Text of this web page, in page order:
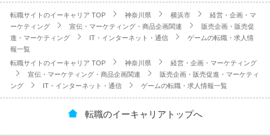
転職サイトのイーキャリア TOP 神奈川県 横浜市
経営・企画・マ
ーケティング
宣伝・マーケティング・商品企画関連
販売企画・販売促
進・マーケティング
IT・インターネット・通信
ゲームの転職・求人情
報一覧
転職サイトのイーキャリア TOP
神奈川県
経営・企画・マーケティング
宣伝・マーケティング・商品企画関連
販売企画・販売促進・マーケティ
ング
IT・インターネット・通信 ゲームの転職・求人情報一覧
転職のイーキャリアトップへ